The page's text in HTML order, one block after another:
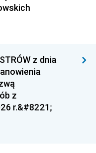
z dnia
z
r.&#8221;